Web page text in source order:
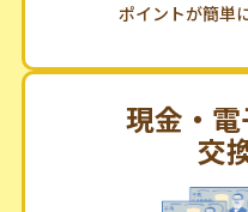
ポイントが簡単
現金・
交